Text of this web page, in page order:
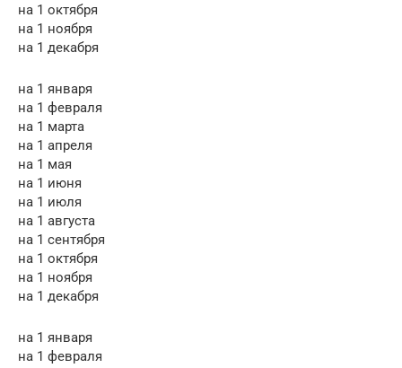
на 1 октября
на 1 ноября
на 1 декабря
на 1 января
на 1 февраля
на 1 марта
на 1 апреля
на 1 мая
на 1 июня
на 1 июля
на 1 августа
на 1 сентября
на 1 октября
на 1 ноября
на 1 декабря
на 1 января
на 1 февраля